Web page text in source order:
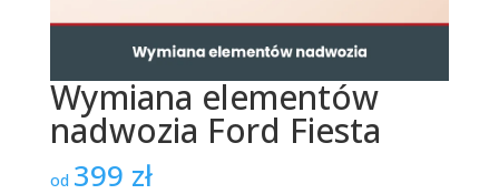
Wymiana elementów
nadwozia Ford Fiesta
od 399 zł